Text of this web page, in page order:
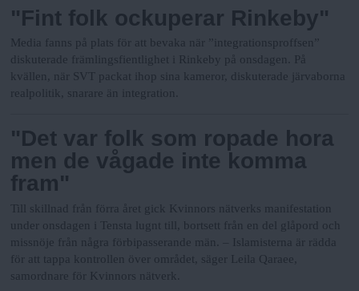
"Fint folk ockuperar Rinkeby"
Media fanns på plats för att bevaka när ”integrationsproffsen”
diskuterade främlingsfientlighet i Rinkeby på onsdagen. På
kvällen, när SVT packat ihop sina kameror, diskuterade järvaborna
realpolitik, snarare än integration.
"Det var folk som ropade hora
men de vågade inte komma
fram"
Till skillnad från förra året gick Kvinnors nätverks manifestation
under onsdagen i Tensta lugnt till, bortsett från en del glåpord och
missnöje från några förbipasserande män.
– Islamisterna är rädda
för att tappa kontrollen över området, säger Leila Qaraee,
samordnare för Kvinnors nätverk.